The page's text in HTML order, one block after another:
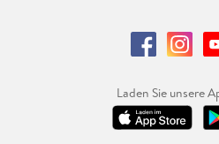
Laden Sie unsere